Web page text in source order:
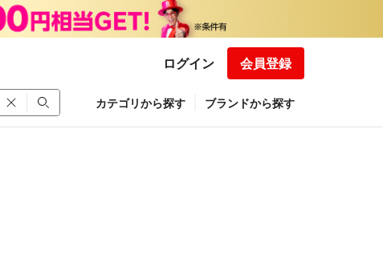
ログイン 会員登録
カテゴリから探す ブランドから探す